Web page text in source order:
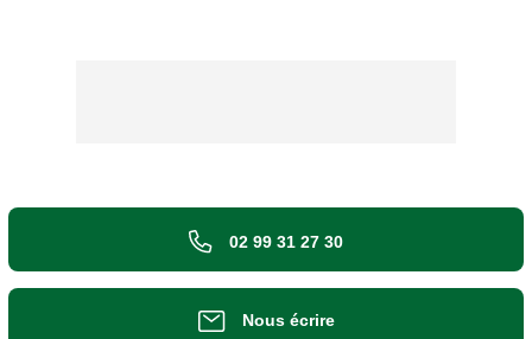
02 99 31 27 30
Nous écrire